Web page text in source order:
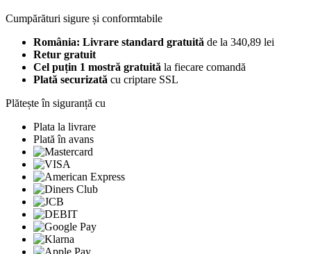
Cumpărături sigure și conformtabile
România: Livrare standard gratuită de la 340,89 lei
Retur gratuit
Cel puțin 1 mostră gratuită la fiecare comandă
Plată securizată cu criptare SSL
Plătește în siguranță cu
Plata la livrare
Plată în avans